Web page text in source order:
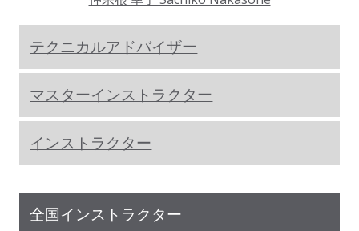
テクニカルアドバイザー
マスターインストラクター
インストラクター
全国インストラクター